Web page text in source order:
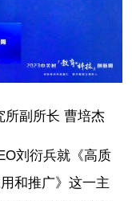
所副所长 曹培杰
刘衍兵就《高质
和推广》这一主